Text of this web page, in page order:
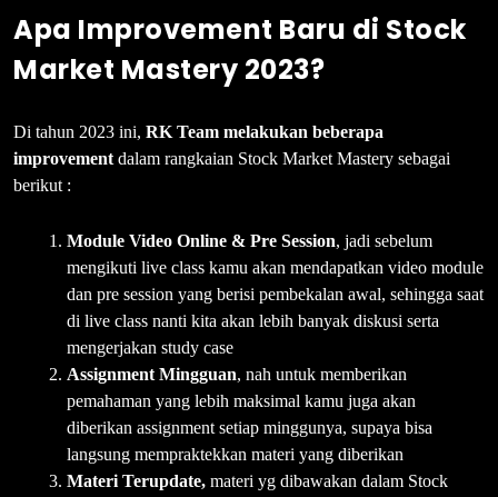
Apa Improvement Baru di Stock
Market Mastery 2023?
Di tahun 2023 ini, RK Team melakukan beberapa
improvement dalam rangkaian Stock Market Mastery sebagai
berikut :
Module Video Online & Pre Session, jadi sebelum
mengikuti live class kamu akan mendapatkan video module
dan pre session yang berisi pembekalan awal, sehingga saat
di live class nanti kita akan lebih banyak diskusi serta
mengerjakan study case
Assignment Mingguan, nah untuk memberikan
pemahaman yang lebih maksimal kamu juga akan
diberikan assignment setiap minggunya, supaya bisa
langsung mempraktekkan materi yang diberikan
Materi Terupdate, materi yg dibawakan dalam Stock